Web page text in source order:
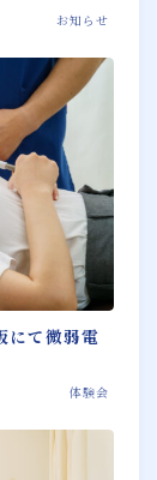
お知らせ
にて微弱電
体験会